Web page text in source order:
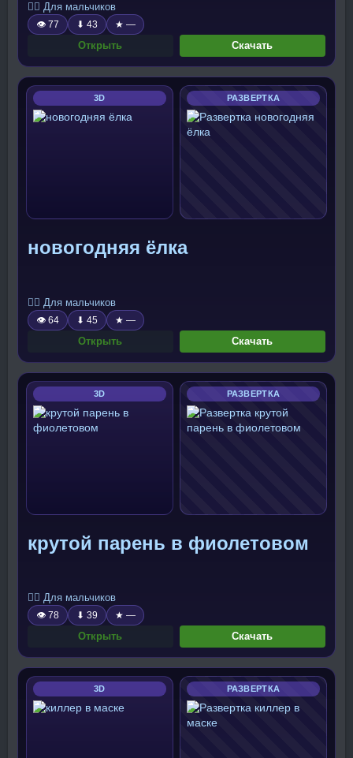
🧍‍♂️ Для мальчиков
👁 77 ⬇ 43 ★ —
Открыть Скачать
3D РАЗВЕРТКА
новогодняя ёлка
🧍‍♂️ Для мальчиков
👁 64 ⬇ 45 ★ —
Открыть Скачать
3D РАЗВЕРТКА
крутой парень в фиолетовом
🧍‍♂️ Для мальчиков
👁 78 ⬇ 39 ★ —
Открыть Скачать
3D РАЗВЕРТКА